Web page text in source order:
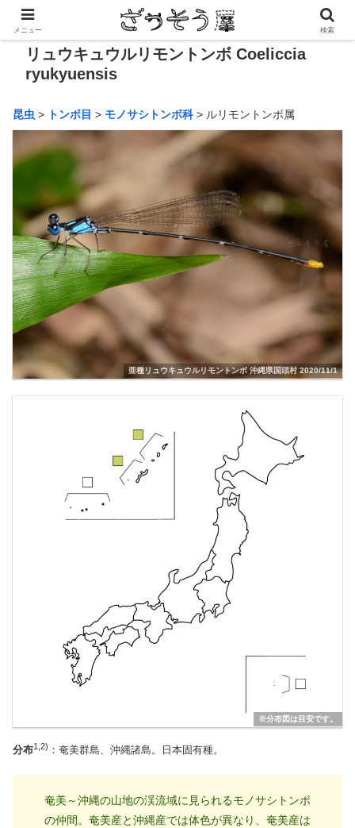
リュウキュウルリモントンボ Coeliccia
ryukyuensis
昆虫 > トンボ目 > モノサシトンボ科 > ルリモントンボ属
亜種リュウキュウルリモントンボ 沖縄県国頭村 2020/11/1
※分布図は目安です。
分布1,2) ：奄美群島、沖縄諸島。日本固有種。
奄美～沖縄の山地の渓流域に見られるモノサシトンボ
の仲間。奄美産と沖縄産では体色が異なり、奄美産は
メニュー 検索